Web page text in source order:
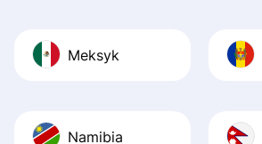
Meksyk
Namibia